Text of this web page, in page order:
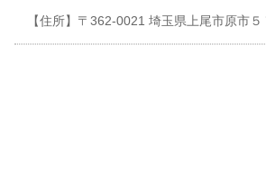
【住所】〒362-0021 埼玉県上尾市原市５